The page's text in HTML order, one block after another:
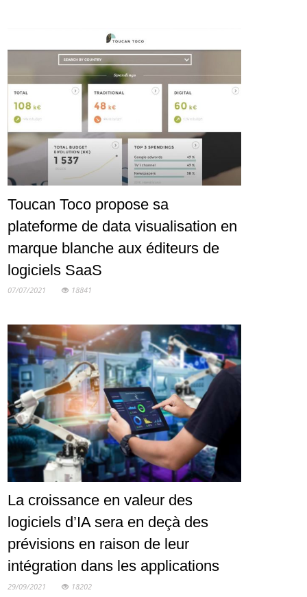
Toucan Toco propose sa
plateforme de data visualisation en
marque blanche aux éditeurs de
logiciels SaaS
07/07/2021 18841
La croissance en valeur des
logiciels d’IA sera en deçà des
prévisions en raison de leur
intégration dans les applications
29/09/2021 18202